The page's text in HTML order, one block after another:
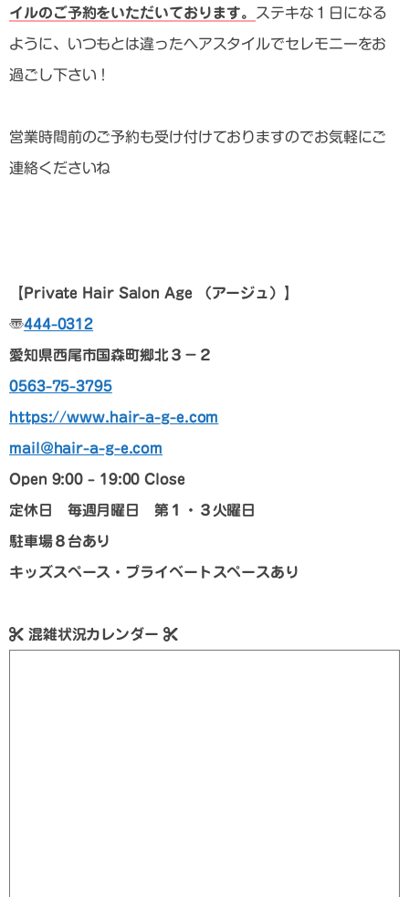
イルのご予約をいただいております。 ステキな１日になる
ように、いつもとは違ったヘアスタイルでセレモニーをお
過ごし下さい！
営業時間前のご予約も受け付けておりますのでお気軽にご
連絡くださいね
【Private Hair Salon Age （アージュ） 】
〠444-0312
愛知県西尾市国森町郷北３－２
0563-75-3795
https://www.hair-a-g-e.com
mail@hair-a-g-e.com
Open 9:00 – 19:00 Close
定休日 毎週月曜日 第１・３火曜日
駐車場８台あり
キッズスペース・プライベートスペースあり
混雑状況カレンダー